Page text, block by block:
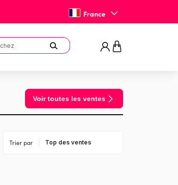
France
Voir toutes les ventes
Trier par